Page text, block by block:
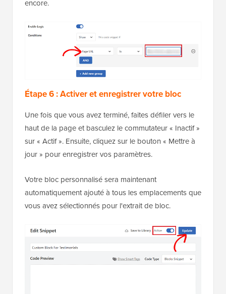
encore.
Étape 6 : Activer et enregistrer votre bloc
Une fois que vous avez terminé, faites défiler vers le
haut de la page et basculez le commutateur « Inactif »
sur « Actif ». Ensuite, cliquez sur le bouton « Mettre à
jour » pour enregistrer vos paramètres.
Votre bloc personnalisé sera maintenant
automatiquement ajouté à tous les emplacements que
vous avez sélectionnés pour l'extrait de bloc.